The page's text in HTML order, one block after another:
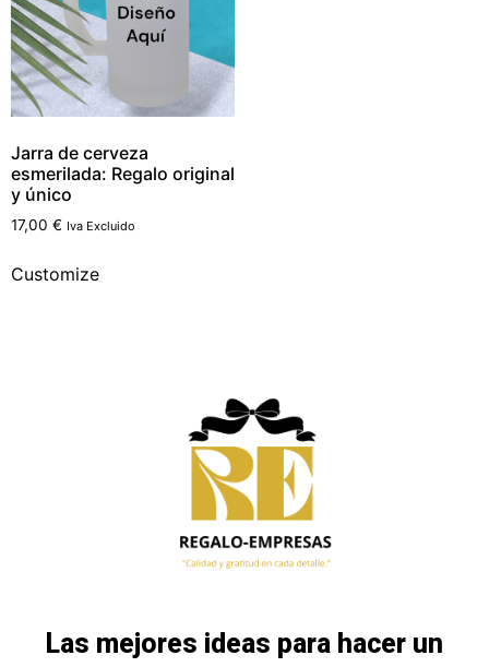
Jarra de cerveza
esmerilada: Regalo original
y único
17,00 € Iva Excluido
Customize
Las mejores ideas para hacer un